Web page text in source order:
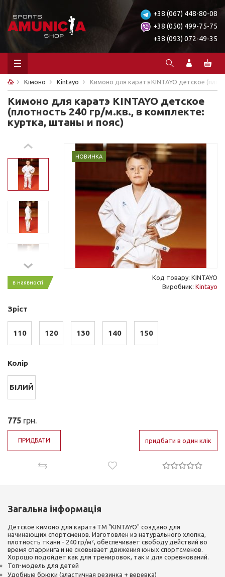
+38 (067) 448-80-08
+38 (050) 499-75-75
+38 (093) 072-49-35
Кімоно Kintayo Кимоно для каратэ KINTAYO детское
Кимоно для каратэ KINTAYO детское
(плотность 240 гр/м.кв., в комплекте:
куртка, штаны и пояс)
НОВИНКА
в наявності
Код товару: KINTAYO
Виробник: Kintayo
Зріст
110 120 130 140 150
Колір
БІЛИЙ
775 грн.
ПРИДБАТИ придбати в один клік
Загальна інформація
Детское кимоно для каратэ ТМ "KINTAYO" создано для
начинающих спортсменов. Изготовлен из натурального хлопка,
плотность ткани - 240 гр/м², обеспечивает свободу действий во
время спарринга и не сковывает движения юных спортсменов.
Хорошо подойдет как для тренировок, так и для соревнований.
Топ-модель для детей
Удобные брюки (эластичная резинка + веревка)